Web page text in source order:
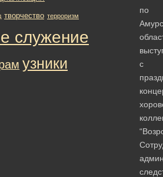
по
с
творчество терроризм
служение
узники